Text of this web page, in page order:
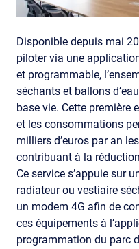
Disponible depuis mai
piloter via une
et programmable,
séchants et ballons
base vie. Cette première
et les consommations
milliers d’euros par an
contribuant à la
Ce service s’appuie sur
radiateur ou vestiaire
un modem 4G afin de
ces équipements à
programmation du parc